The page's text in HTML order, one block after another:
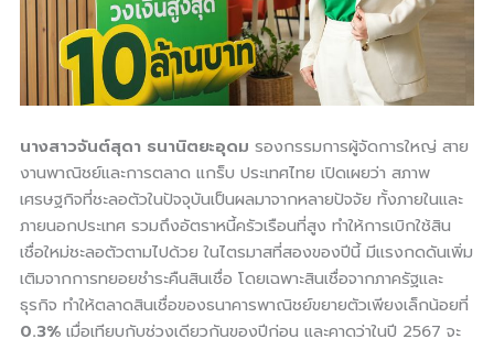
นางสาวจันต์สุดา ธนานิตยะอุดม รองกรรมการผู้จัดการใหญ่ สาย
งานพาณิชย์และการตลาด แกร็บ ประเทศไทย เปิดเผยว่า สภาพ
เศรษฐกิจที่ชะลอตัวในปัจจุบันเป็นผลมาจากหลายปัจจัย ทั้งภายในและ
ภายนอกประเทศ รวมถึงอัตราหนี้ครัวเรือนที่สูง ทำให้การเบิกใช้สิน
เชื่อใหม่ชะลอตัวตามไปด้วย ในไตรมาสที่สองของปีนี้ มีแรงกดดันเพิ่ม
เติมจากการทยอยชำระคืนสินเชื่อ โดยเฉพาะสินเชื่อจากภาครัฐและ
ธุรกิจ ทำให้ตลาดสินเชื่อของธนาคารพาณิชย์ขยายตัวเพียงเล็กน้อยที่
0.3%เมื่อเทียบกับช่วงเดียวกันของปีก่อน และคาดว่าในปี 2567 จะ